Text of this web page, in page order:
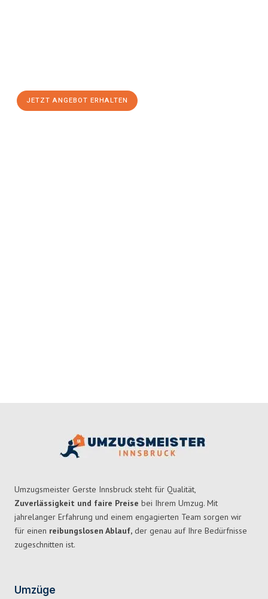
JETZT ANGEBOT ERHALTEN
Umzugsmeister Gerste Innsbruck steht für Qualität,
Zuverlässigkeit und faire Preise bei Ihrem Umzug. Mit
jahrelanger Erfahrung und einem engagierten Team sorgen wir
für einen reibungslosen Ablauf, der genau auf Ihre Bedürfnisse
zugeschnitten ist.
Umzüge